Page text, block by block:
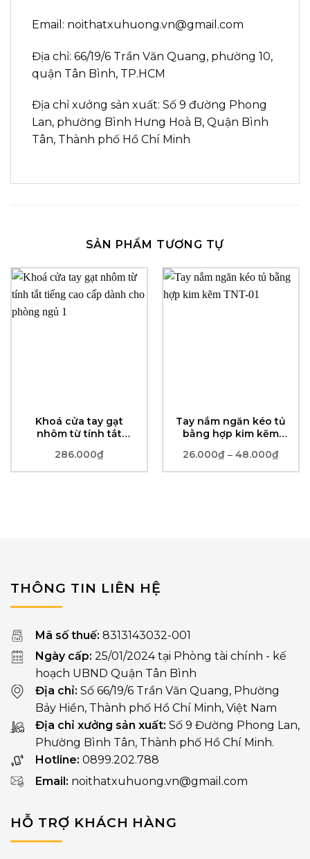
Email: noithatxuhuong.vn@gmail.com
Địa chỉ: 66/19/6 Trần Văn Quang, phường 10,
quận Tân Bình, TP.HCM
Địa chỉ xưởng sản xuất: Số 9 đường Phong
Lan, phường Bình Hưng Hoà B, Quận Bình
Tân, Thành phố Hồ Chí Minh
SẢN PHẨM TƯƠNG TỰ
Khoá cửa tay gạt
nhôm từ tính tắt
cho phòng ngủ
286.000₫
Tay nắm ngăn kéo tủ
bằng hợp kim kẽm
26.000₫ – 48.000₫
từ
THÔNG TIN LIÊN HỆ
Mã số thuế: 8313143032-001
Ngày cấp: 25/01/2024 tại Phòng tài chính - kế
hoạch UBND Quận Tân Bình
Địa chỉ: Số 66/19/6 Trần Văn Quang, Phường
Bảy Hiền, Thành phố Hồ Chí Minh, Việt Nam
Địa chỉ xưởng sản xuất: Số 9 Đường Phong Lan,
Phường Bình Tân, Thành phố Hồ Chí Minh.
Hotline: 0899.202.788
Email: noithatxuhuong.vn@gmail.com
HỖ TRỢ KHÁCH HÀNG